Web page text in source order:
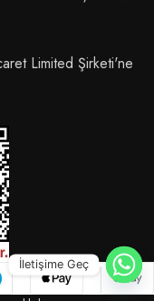
Limited Şirketi'ne
İletişime Geç